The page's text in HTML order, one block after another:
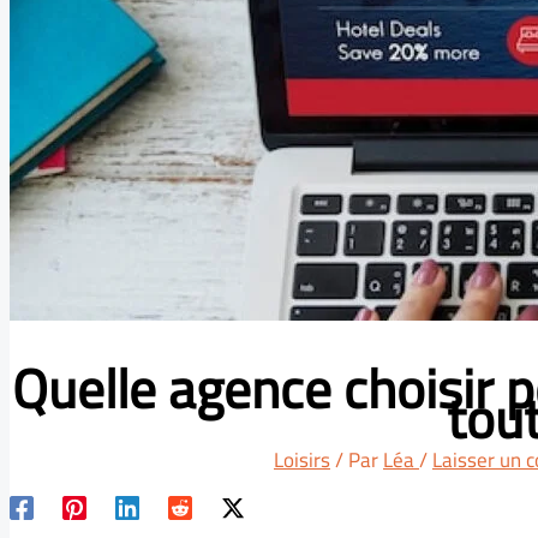
Quelle agence choisir
Loisirs/ ParLéa/Laisser un